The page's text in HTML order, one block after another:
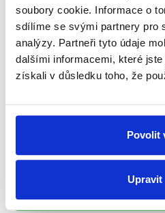
soubory cookie. Informace o
sdílíme se svými partnery pro
analýzy. Partneři tyto údaje
dalšími informacemi, které
získali v důsledku toho, že
Povolit
Upravit
Sociální sítě
Nenechte si ujít
z Demagog.cz.
práci.